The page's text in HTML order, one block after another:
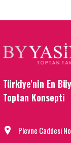
Türkiye'nin En
Toptan Konsepti
Plevne Caddesi